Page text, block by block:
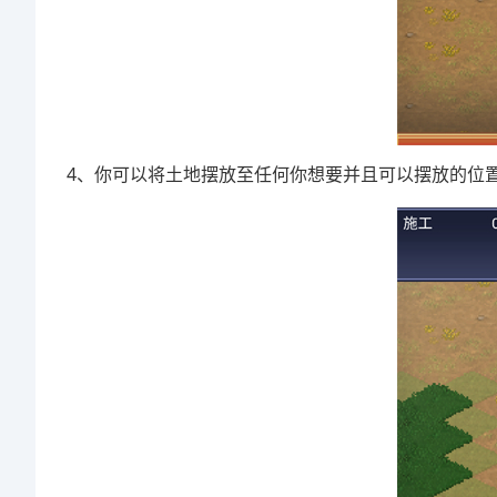
4、你可以将土地摆放至任何你想要并且可以摆放的位